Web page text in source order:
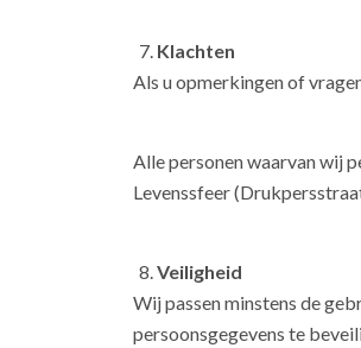
Klachten
Als u opmerkingen of
Alle personen waarvan wij
Levenssfeer
Veiligheid
Wij passen minstens de
persoonsgegevens te